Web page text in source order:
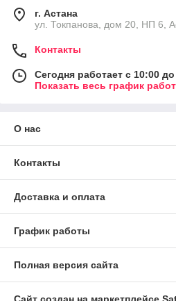
г. Астана
ул. Токпанова, дом 20, НП 6,
Контакты
Сегодня работает с 10:00
Показать весь график
О нас
Контакты
Доставка и оплата
График работы
Полная версия сайта